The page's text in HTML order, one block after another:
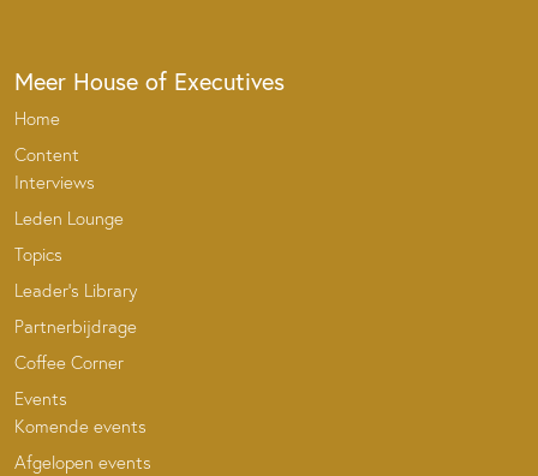
Meer House of Executives
Home
Content
Interviews
Leden Lounge
Topics
Leader’s Library
Partnerbijdrage
Coffee Corner
Events
Komende events
Afgelopen events